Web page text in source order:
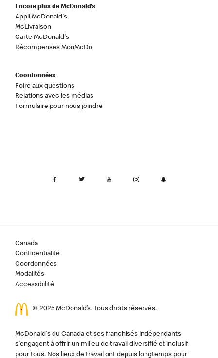
Encore plus de McDonald’s
Appli McDonald's
McLivraison
Carte McDonald's
Récompenses MonMcDo
Coordonnées
Foire aux questions
Relations avec les médias
Formulaire pour nous joindre
Canada
Confidentialité
Coordonnées
Modalités
Accessibilité
© 2025 McDonald’s. Tous droits réservés.
McDonald's du Canada et ses franchisés indépendants
s'engagent à offrir un milieu de travail diversifié et inclusif
pour tous. Nos lieux de travail ont depuis longtemps pour